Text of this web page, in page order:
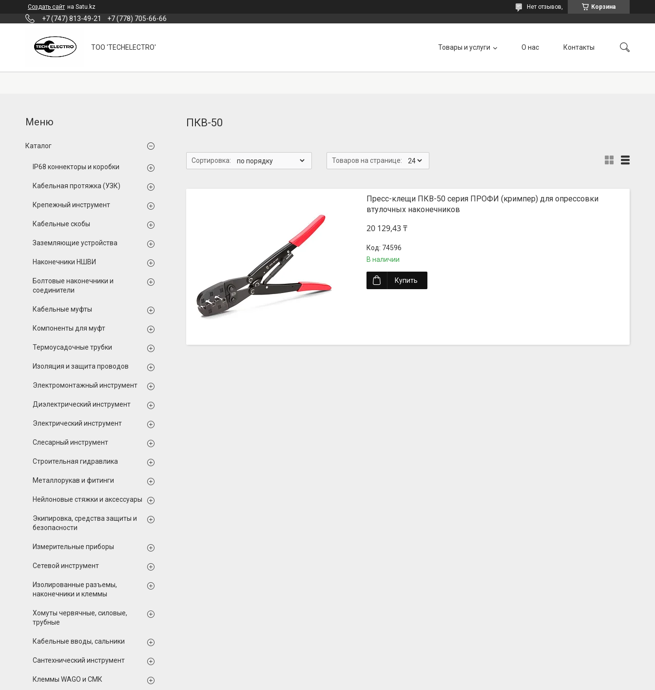
Создать сайт на Satu.kz Корзина
Нет отзывов,
+7 (747) 813-49-21 +7 (778) 705-66-66
ТОО 'TECHELECTRO' Товары и услуги О нас Контакты
ПКВ-50
Пресс-клещи ПКВ-50 серия ПРОФИ (кримпер) для опрессовки
втулочных наконечников
20 129,43 ₸
74596
В наличии
Купить
Каталог
IP68 коннекторы и коробки
Кабельная протяжка (УЗК)
Крепежный инструмент
Кабельные скобы
Заземляющие устройства
Наконечники НШВИ
Болтовые наконечники и
соединители
Кабельные муфты
Компоненты для муфт
Термоусадочные трубки
Изоляция и защита проводов
Электромонтажный инструмент
Диэлектрический инструмент
Электрический инструмент
Слесарный инструмент
Строительная гидравлика
Металлорукав и фитинги
Нейлоновые стяжки и аксессуары
Экипировка, средства защиты и
безопасности
Измерительные приборы
Сетевой инструмент
Изолированные разъемы,
наконечники и клеммы
Хомуты червячные, силовые,
трубные
Кабельные вводы, сальники
Сантехнический инструмент
Клеммы WAGO и СМК